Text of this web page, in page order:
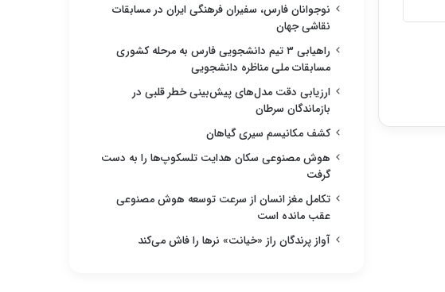
نوجوانان فارس، سفیران فرهنگی ایران در مسابقات
نقاشی جهان
راهیابی ۳ تیم دانشجویی فارس به مرحله کشوری
مسابقات ملی مناظره دانشجویی
ارزیابی دقت مدل‌های پیش‌بینی خطر قلبی در
بازماندگان سرطان
کشف مکانیسم سیری گیاهان
هوش مصنوعی سکان هدایت تلسکوپ‌ها را به دست
گرفت
تکامل مغز انسان از سرعت توسعه هوش مصنوعی
عقب مانده است
آواز پرندگان راز «خیانت» نرها را فاش می‌کند